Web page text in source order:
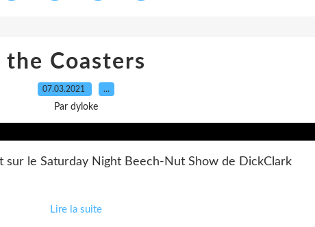
the Coasters
07.03.2021 …
Par dyloke
sur le Saturday Night Beech-Nut Show de DickClark
Lire la suite